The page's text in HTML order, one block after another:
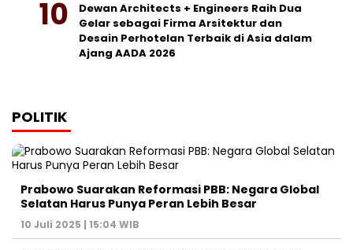
Dewan Architects + Engineers Raih Dua
Gelar sebagai Firma Arsitektur dan
Desain Perhotelan Terbaik di Asia dalam
Ajang AADA 2026
POLITIK
Prabowo Suarakan Reformasi PBB: Negara Global
Selatan Harus Punya Peran Lebih Besar
10 Juli 2025 | 15:04 WIB